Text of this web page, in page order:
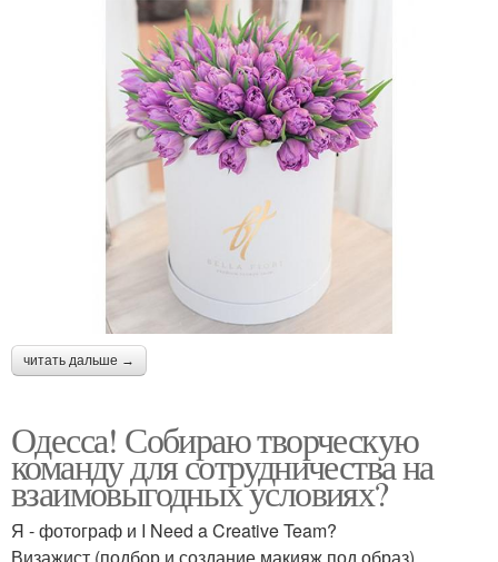
читать дальше →
Одесса! Собираю творческую
команду для сотрудничества на
взаимовыгодных условиях?
Я - фотограф и I Need a Creative Team?
Визажист (подбор и создание макияж под образ).